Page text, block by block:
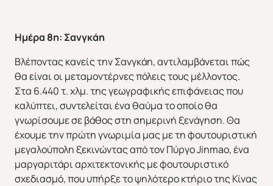
Ημέρα 8η: Σανγκάη
Βλέποντας κανείς την Σανγκάη, αντιλαμβάνεται πώς
θα είναι οι μεταμοντέρνες πόλεις τους μέλλοντος.
Στα 6.440 τ. χλμ. της γεωγραφικής επιφάνειας που
καλύπτει, συντελείται ένα θαύμα το οποίο θα
γνωρίσουμε σε βάθος στη σημερινή ξενάγηση. Θα
έχουμε την πρώτη γνωριμία μας με τη φουτουριστική
μεγαλούπολη ξεκινώντας από τον Πύργο Jinmao, ένα
μαργαριτάρι αρχιτεκτονικής με φουτουριστικό
σχεδιασμό, που υπήρξε το ψηλότερο κτήριο της Κίνας